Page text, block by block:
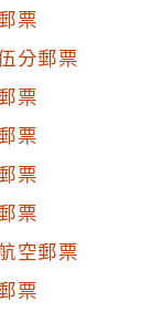
票
分郵票
票
票
票
票
空郵票
票